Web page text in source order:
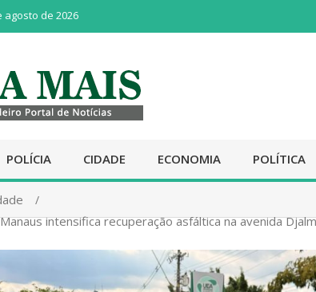
agosto de 2026
POLÍCIA CIDADE ECONOMIA POLÍTICA
intensifica recuperação asfáltica na avenida